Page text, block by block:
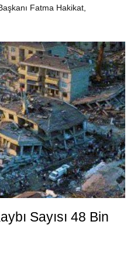
Fatma Hakikat,
Sayısı 48 Bin